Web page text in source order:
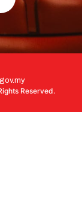
Reserved.